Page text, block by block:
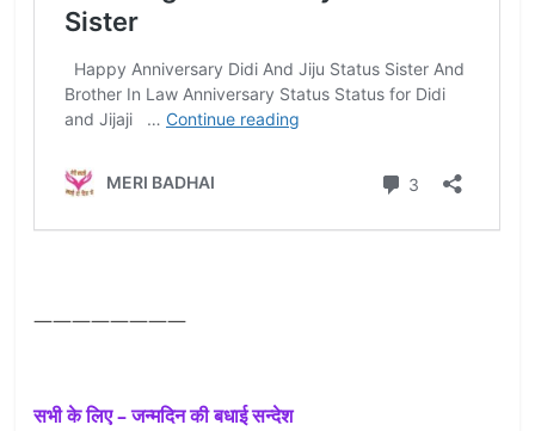
————————
सभी के लिए – जन्मदिन की बधाई सन्देश